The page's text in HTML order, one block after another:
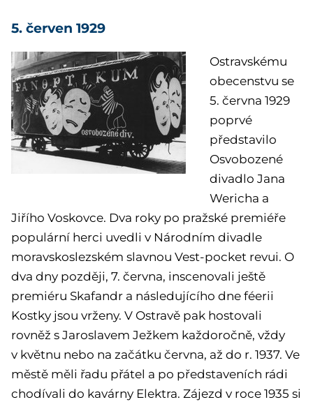
5. červen 1929
Ostravskému
obecenstvu se
5. června 1929
poprvé
představilo
Osvobozené
divadlo Jana
Wericha a
Jiřího Voskovce. Dva roky po pražské premiéře
populární herci uvedli v Národním divadle
moravskoslezském slavnou Vest-pocket revui. O
dva dny později, 7. června, inscenovali ještě
premiéru Skafandr a následujícího dne féerii
Kostky jsou vrženy. V Ostravě pak hostovali
rovněž s Jaroslavem Ježkem každoročně, vždy
v květnu nebo na začátku června, až do r. 1937. Ve
městě měli řadu přátel a po představeních rádi
chodívali do kavárny Elektra. Zájezd v roce 1935 si